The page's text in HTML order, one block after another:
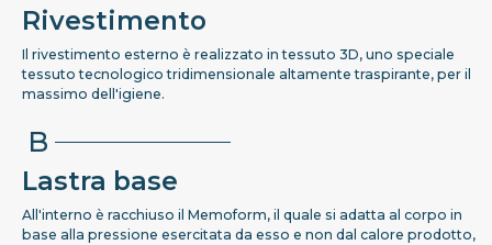
Rivestimento
Il rivestimento esterno è realizzato in tessuto 3D, uno speciale
tessuto tecnologico tridimensionale altamente traspirante, per il
massimo dell'igiene.
B
Lastra base
All'interno è racchiuso il Memoform, il quale si adatta al corpo in
base alla pressione esercitata da esso e non dal calore prodotto,